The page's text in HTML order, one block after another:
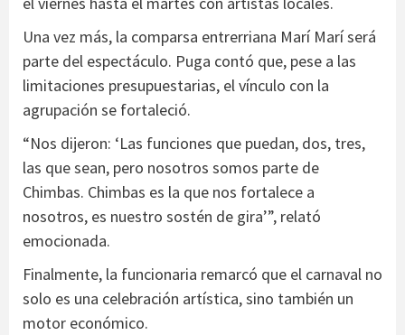
Una vez más, la comparsa entrerriana Marí Marí será
parte del espectáculo. Puga contó que, pese a las
limitaciones presupuestarias, el vínculo con la
agrupación se fortaleció.
“Nos dijeron: ‘Las funciones que puedan, dos, tres,
las que sean, pero nosotros somos parte de
Chimbas. Chimbas es la que nos fortalece a
nosotros, es nuestro sostén de gira’”, relató
emocionada.
Finalmente, la funcionaria remarcó que el carnaval no
solo es una celebración artística, sino también un
motor económico.